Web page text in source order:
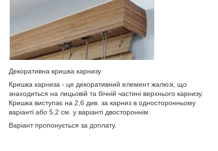
Декоративна кришка карнизу
Кришка карниза - це декоративний елемент жалюзі, що
знаходиться на лицьовій та бічній частині верхнього карнизу.
Кришка виступає на 2,6 див. за карниз в односторонньому
варіанті або 5,2 см. у варіанті двостороннім.
Варіант пропонується за доплату.